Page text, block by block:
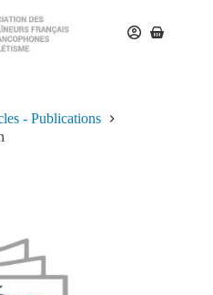
- Publications